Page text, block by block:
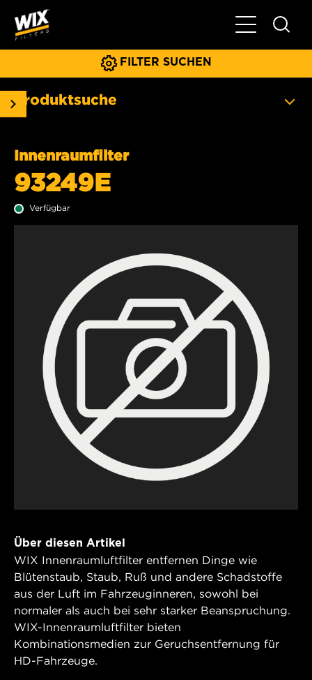
FILTER SUCHEN
Produktsuche
Innenraumfilter
93249E
Verfügbar
Über diesen Artikel
WIX Innenraumluftfilter entfernen Dinge wie
Blütenstaub, Staub, Ruß und andere Schadstoffe
aus der Luft im Fahrzeuginneren, sowohl bei
normaler als auch bei sehr starker Beanspruchung.
WIX-Innenraumluftfilter bieten
Kombinationsmedien zur Geruchsentfernung für
HD-Fahrzeuge.